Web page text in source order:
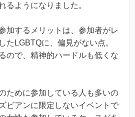
るようになりました。
加するメリットは、参加者がレ
たLGBTQに、偏見がない点。
ので、精神的ハードルも低くな
ために参加している人も多いの
ビアンに限定しないイベントで